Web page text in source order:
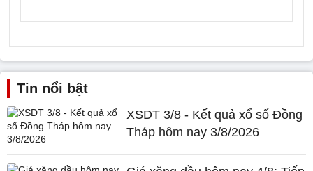
Tin nổi bật
XSDT 3/8 - Kết quả xổ số Đồng
Tháp hôm nay 3/8/2026